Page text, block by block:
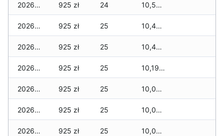
2026-03-23 925 zł 24 10,500 zł
2026-03-22 925 zł 25 10,465 zł
2026-03-21 925 zł 25 10,430 zł
2026-03-20 925 zł 25 10,195 zł
2026-03-19 925 zł 25 10,060 zł
2026-03-18 925 zł 25 10,025 zł
2026-03-17 925 zł 25 10,015 zł